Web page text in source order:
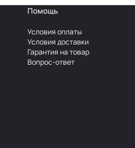
Помощь
Условия оплаты
Условия доставки
Гарантия на товар
Вопрос-ответ